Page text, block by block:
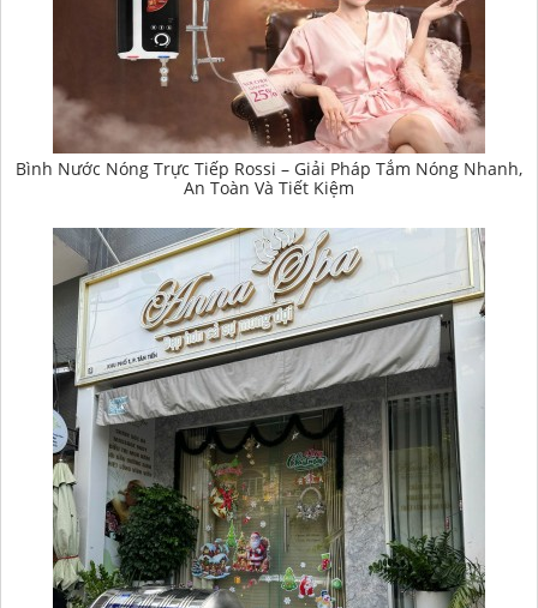
Bình Nước Nóng Trực Tiếp Rossi – Giải Pháp Tắm Nóng Nhanh,
An Toàn Và Tiết Kiệm